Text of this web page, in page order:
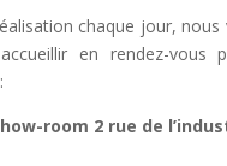
chaque jour,
en rendez-vous
room 2 rue de